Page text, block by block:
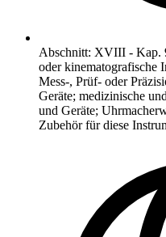
Abschnitt: XVIII - Kap.
oder kinematografische
Mess-, Prüf- oder
Geräte; medizinische
und Geräte;
Zubehör für diese